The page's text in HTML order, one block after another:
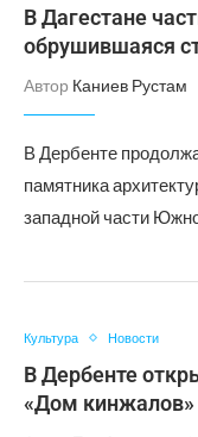
В Дагестане
обрушившаяся
Автор Каниев Рустам
В Дербенте
памятника
западной части
Культура Новости
В Дербенте
«Дом кинжалов»